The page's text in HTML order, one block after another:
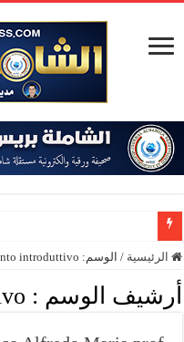
الرئيسية / الوسم: introduttivo
أرشيف الوسم :